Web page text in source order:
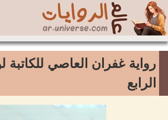
رواية غفران العاصي للكاتبة
الرابع